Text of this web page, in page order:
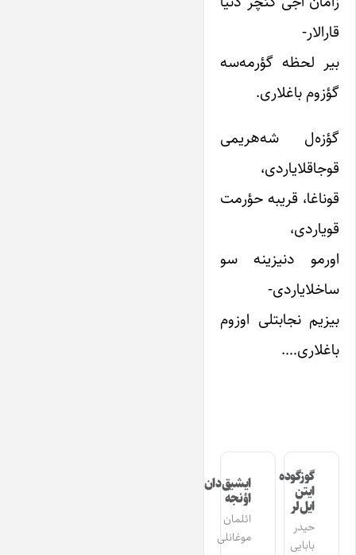
قارالار-
بیر لحظه گؤرمه‌سه
گؤزوم باغلاری.
گؤزه‌ل شه‌هریمی
قوجاقلایاردی،
قوناغا، قریبه حؤرمت
قویاردی،
اورمو دنیزینه سو
ساخلایاردی-
بیزیم نجابتلی اوزوم
باغلاری….
گوزگوده
ایتن
ایل‌لر
حیدر
بابایی
ایشیق‌دان
اؤنجه
ائلمان
موغانلی